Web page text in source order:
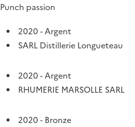
Punch passion
2020 - Argent
SARL Distillerie Longueteau
2020 - Argent
RHUMERIE MARSOLLE SARL
2020 - Bronze